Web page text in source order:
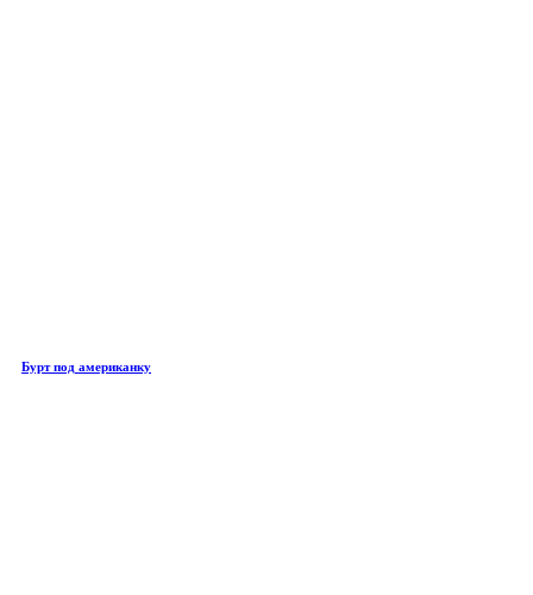
Бурт под американку